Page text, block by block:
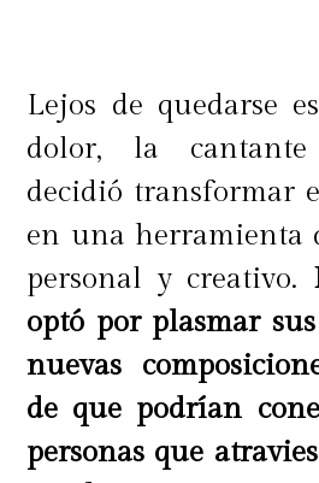
Lejos de quedarse
dolor, la
decidió transformar
en una herramienta
personal y creativo.
optó por plasmar
nuevas
de que podrían
personas que